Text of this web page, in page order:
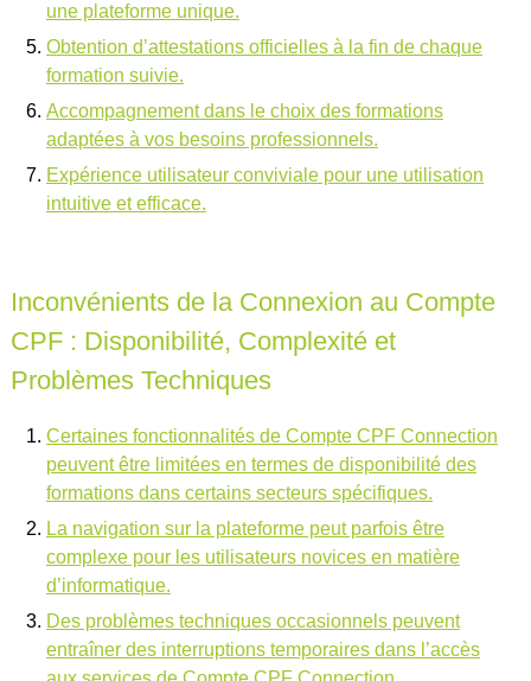
une plateforme unique.
Obtention d’attestations officielles à la fin de chaque
formation suivie.
Accompagnement dans le choix des formations
adaptées à vos besoins professionnels.
Expérience utilisateur conviviale pour une utilisation
intuitive et efficace.
Inconvénients de la Connexion au Compte
CPF : Disponibilité, Complexité et
Problèmes Techniques
Certaines fonctionnalités de Compte CPF Connection
peuvent être limitées en termes de disponibilité des
formations dans certains secteurs spécifiques.
La navigation sur la plateforme peut parfois être
complexe pour les utilisateurs novices en matière
d’informatique.
Des problèmes techniques occasionnels peuvent
entraîner des interruptions temporaires dans l’accès